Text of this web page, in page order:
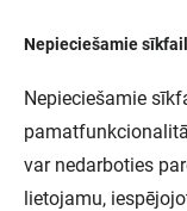
Nepieciešamie
Nepieciešamie
var nedarboties
lietojamu,